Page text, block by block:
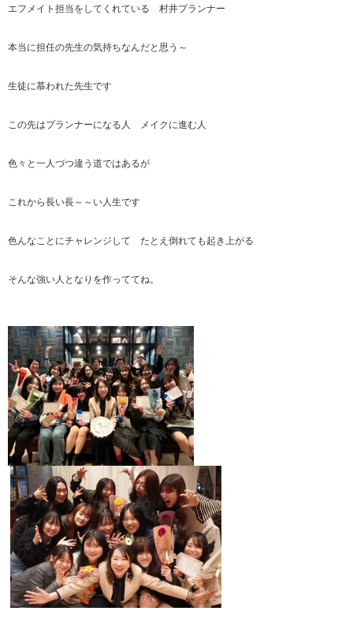
エフメイト担当をしてくれている 村井プランナー
本当に担任の先生の気持ちなんだと思う～
生徒に慕われた先生です
この先はプランナーになる人 メイクに進む人
色々と一人づつ違う道ではあるが
これから長い長～～い人生です
色んなことにチャレンジして たとえ倒れても起き上がる
そんな強い人となりを作っててね。